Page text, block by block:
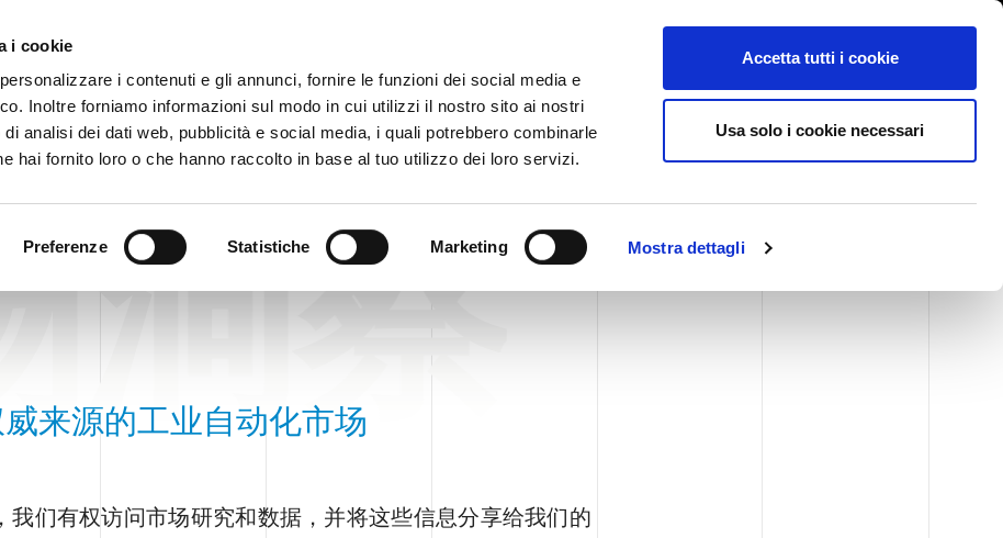
i cookie
i contenuti e gli annunci, fornire le funzioni dei social media e
Inoltre forniamo informazioni sul modo in cui utilizzi il nostro sito ai nostri
analisi dei dati web, pubblicità e social media, i quali potrebbero combinarle
hai fornito loro o che hanno raccolto in base al tuo utilizzo dei loro servizi.
Preferenze Statistiche Marketing Mostra dettagli
Accetta tutti i cookie
Usa solo i cookie necessari
Whistleblowing International/漢語, 汉语
企业 产品 VIDEO BLOG CASE HISTORY
来源的工业自动化市场
们有权访问市场研究和数据，并将这些信息分享给我们的
洞察